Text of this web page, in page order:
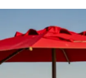
(savoir-faire)